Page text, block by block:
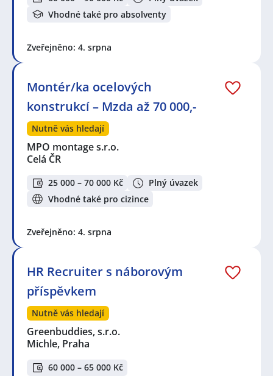
Vhodné také pro absolventy
Zveřejněno: 4. srpna
Montér/ka ocelových
konstrukcí – Mzda až 70 000,-
Nutně vás hledají
MPO montage s.r.o.
Celá ČR
25 000 – 70 000 Kč
Plný úvazek
Vhodné také pro cizince
Zveřejněno: 4. srpna
HR Recruiter s náborovým
příspěvkem
Nutně vás hledají
Greenbuddies, s.r.o.
Michle, Praha
60 000 – 65 000 Kč